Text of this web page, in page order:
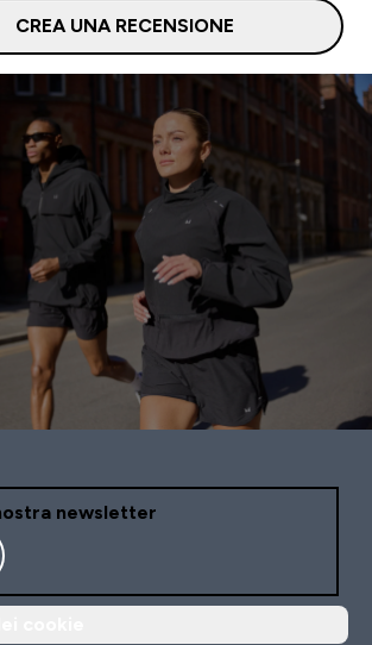
CREA UNA RECENSIONE
newsletter